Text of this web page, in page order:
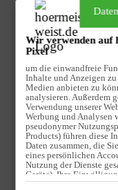
Wir verwenden auf
Pixel
um die einwandfreie
Inhalte und Anzeigen
Medien anbieten zu
analysieren. Außerdem
Verwendung unserer
Werbung und Analysen
pseudonymer
Products) führen diese
Daten zusammen, die
eines persönlichen
Nutzung der Dienste
Geräte). Ihre
können Sie jederzeit